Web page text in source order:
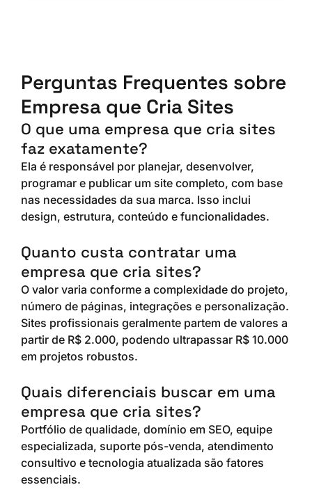
Perguntas Frequentes sobre
Empresa que Cria Sites
O que uma empresa que cria sites
faz exatamente?
Ela é responsável por planejar, desenvolver,
programar e publicar um site completo, com base
nas necessidades da sua marca. Isso inclui
design, estrutura, conteúdo e funcionalidades.
Quanto custa contratar uma
empresa que cria sites?
O valor varia conforme a complexidade do projeto,
número de páginas, integrações e personalização.
Sites profissionais geralmente partem de valores a
partir de R$ 2.000, podendo ultrapassar R$ 10.000
em projetos robustos.
Quais diferenciais buscar em uma
empresa que cria sites?
Portfólio de qualidade, domínio em SEO, equipe
especializada, suporte pós-venda, atendimento
consultivo e tecnologia atualizada são fatores
essenciais.